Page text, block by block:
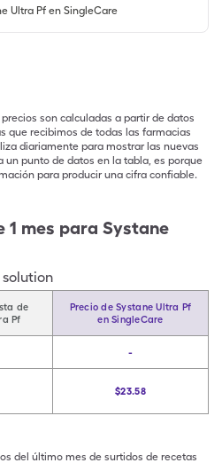
Ultra Pf en SingleCare
son calculadas a partir de datos
que recibimos de todas las farmacias
diariamente para mostrar las nuevas
un punto de datos en la tabla, es porque
para producir una cifra confiable.
1 mes para Systane
de
Pf
Precio de Systane Ultra Pf
en SingleCare
-
$23.58
del último mes de surtidos de recetas